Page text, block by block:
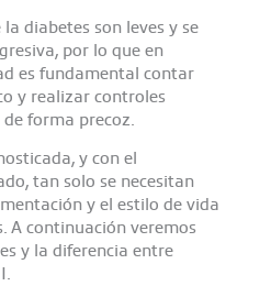
diabetes son leves y se
por lo que en
es fundamental contar
y realizar controles
forma precoz.
y con el
tan solo se necesitan
y el estilo de vida
A continuación veremos
y la diferencia entre